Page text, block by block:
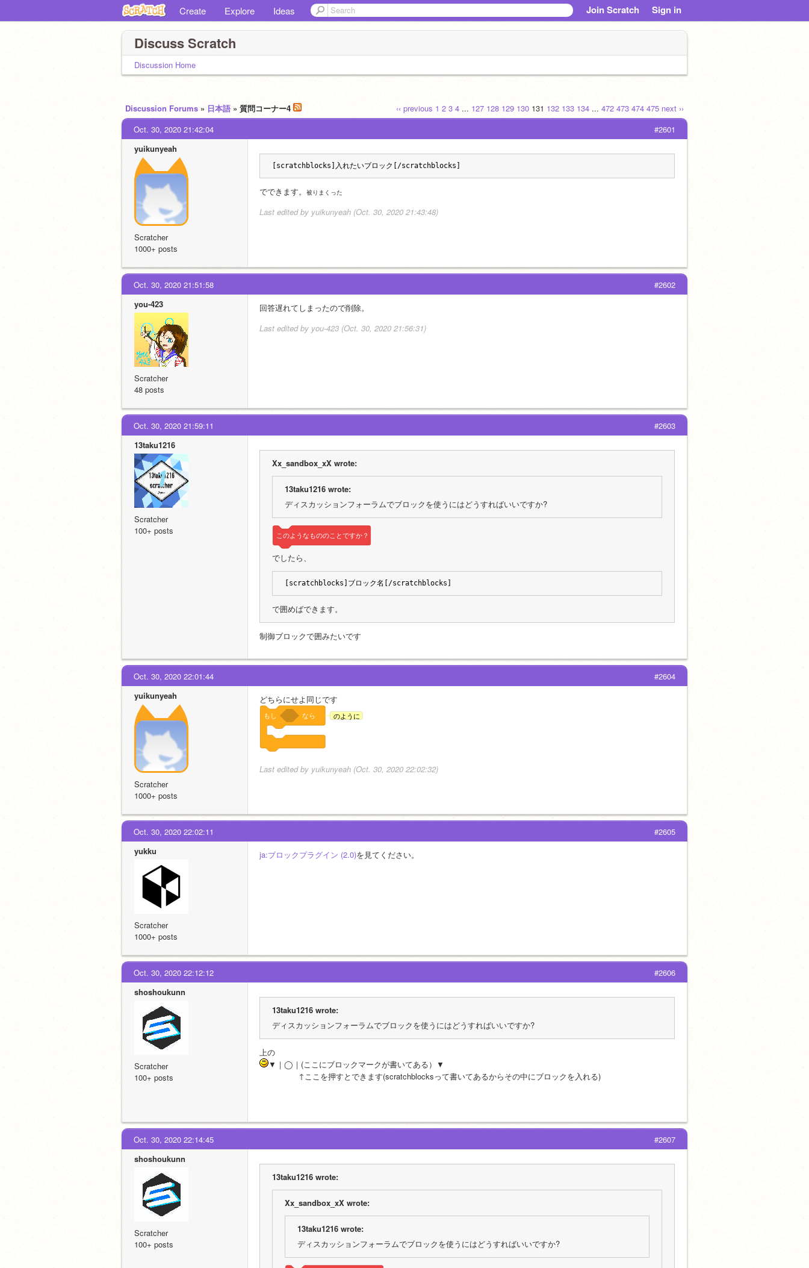
Create Explore Ideas Join Scratch Sign in
Discuss Scratch
Discussion Home
‹‹ previous 1 2 3 4 ... 127 128 129 130 131 132 133 134 ... 472 473 474 475 next ››
Discussion Forums » 日本語 » 質問コーナー4
#2601
Oct. 30, 2020 21:42:04
yuikunyeah
Scratcher
1000+ posts
[scratchblocks]入れたいブロック[/scratchblocks]
でできます。 被りまくった
Last edited by yuikunyeah (Oct. 30, 2020 21:43:48)
#2602
Oct. 30, 2020 21:51:58
you-423
Scratcher
48 posts
回答遅れてしまったので削除。
Last edited by you-423 (Oct. 30, 2020 21:56:31)
#2603
Oct. 30, 2020 21:59:11
13taku1216
Scratcher
100+ posts
Xx_sandbox_xX wrote:
13taku1216 wrote:
ディスカッションフォーラムでブロックを使うにはどうすればいいですか?
このようなもののことですか？
でしたら、
[scratchblocks]ブロック名[/scratchblocks]
で囲めばできます。
制御ブロックで囲みたいです
#2604
Oct. 30, 2020 22:01:44
yuikunyeah
Scratcher
1000+ posts
どちらにせよ同じです
もし なら のように
Last edited by yuikunyeah (Oct. 30, 2020 22:02:32)
#2605
Oct. 30, 2020 22:02:11
yukku
Scratcher
1000+ posts
ja:ブロックプラグイン (2.0)を見てください。
#2606
Oct. 30, 2020 22:12:12
shoshoukunn
Scratcher
100+ posts
13taku1216 wrote:
ディスカッションフォーラムでブロックを使うにはどうすればいいですか?
上の
▼｜◯｜(ここにブロックマークが書いてある）▼
↑ここを押すとできます(scratchblocksって書いてあるからその中にブロックを入れる)
#2607
Oct. 30, 2020 22:14:45
shoshoukunn
Scratcher
100+ posts
13taku1216 wrote:
Xx_sandbox_xX wrote:
13taku1216 wrote:
ディスカッションフォーラムでブロックを使うにはどうすればいいですか?